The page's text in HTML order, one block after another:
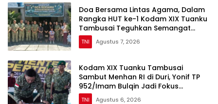
Doa Bersama Lintas Agama, Dalam
Rangka HUT ke-1 Kodam XIX Tuanku
Tambusai Teguhkan Semangat
Manunggal Bersama Rakyat
TNI Agustus 7, 2026
Kodam XIX Tuanku Tambusai
Sambut Menhan RI di Duri, Yonif TP
952/Imam Bulqin Jadi Fokus
Peninjauan
TNI Agustus 6, 2026